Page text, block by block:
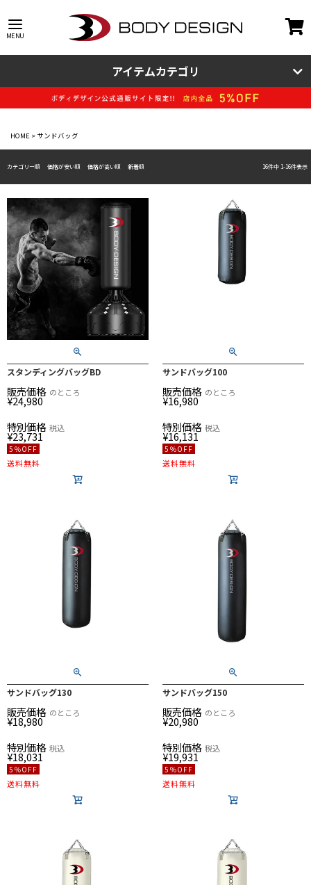
アイテムカテゴリ
HOME サンドバッグ
カテゴリー順 価格が安い順 価格が高い順 新着順 16件中 1-16件表示
スタンディングバッグBD
販売価格
¥24,980
のところ
特別価格
¥23,731
税込
5％OFF
送料無料
サンドバッグ100
販売価格
¥16,980
のところ
特別価格
¥16,131
税込
5％OFF
送料無料
サンドバッグ130
販売価格
¥18,980
のところ
特別価格
¥18,031
税込
5％OFF
送料無料
サンドバッグ150
販売価格
¥20,980
のところ
特別価格
¥19,931
税込
5％OFF
送料無料